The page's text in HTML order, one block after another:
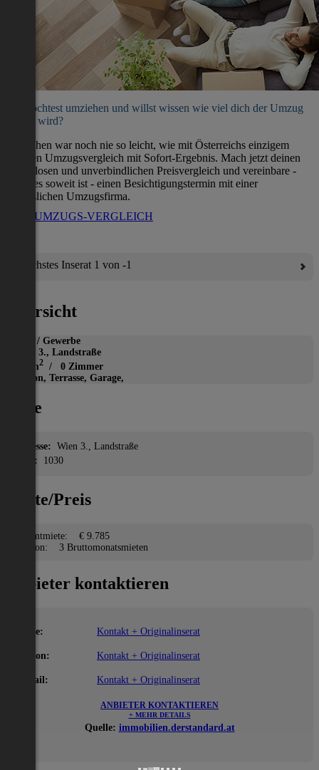
Du möchtest umziehen und willst wissen wie viel dich der Umzug
kosten wird?
Umziehen war noch nie so leicht, wie mit Österreichs einzigem
direkten Umzugsvergleich mit Sofort-Ergebnis. Mach jetzt deinen
kostenlosen und unverbindlichen Preisvergleich und vereinbare -
wenn es soweit ist - einen Besichtigungstermin mit einer
verlässlichen Umzugsfirma.
ZUM UMZUGS-VERGLEICH
Nächstes Inserat 1 von -1
Übersicht
Büro / Gewerbe
Wien 3., Landstraße
980 m2 / 0 Zimmer
Balkon, Terrasse, Garage,
Lage
Adresse: Wien 3., Landstraße
PLZ:
1030
Miete/Preis
Gesamtmiete:
€ 9.785
Kaution:
3 Bruttomonatsmieten
Anbieter kontaktieren
Name: Kontakt + Originalinserat
Telefon: Kontakt + Originalinserat
E-Mail: Kontakt + Originalinserat
ANBIETER KONTAKTIEREN
+ MEHR DETAILS
Quelle: immobilien.derstandard.at